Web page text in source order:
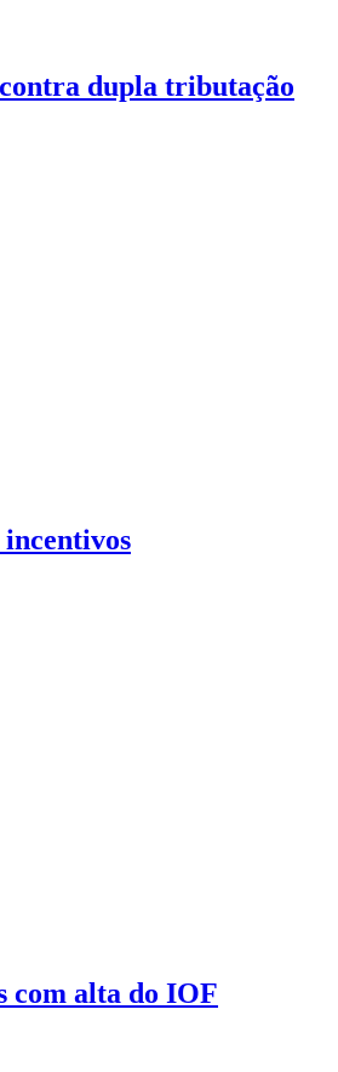
dupla tributação
com alta do IOF